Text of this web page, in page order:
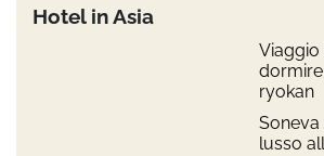
Hotel in Asia
Viaggio
ryokan
Soneva
lusso